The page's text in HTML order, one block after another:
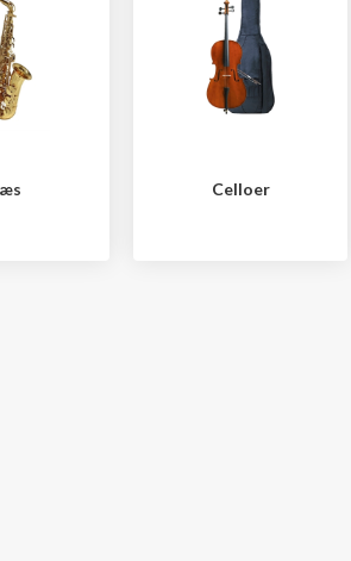
Celloer